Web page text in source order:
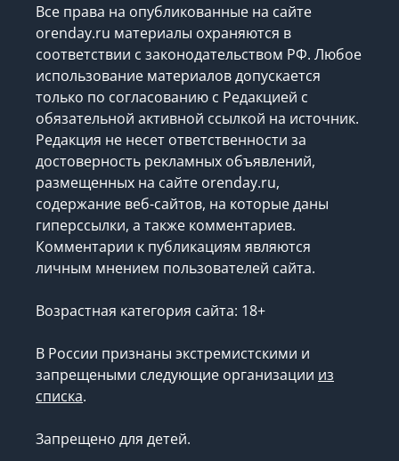
Все права на опубликованные на сайте
orenday.ru материалы охраняются в
соответствии с законодательством РФ. Любое
использование материалов допускается
только по согласованию с Редакцией с
обязательной активной ссылкой на источник.
Редакция не несет ответственности за
достоверность рекламных объявлений,
размещенных на сайте orenday.ru,
содержание веб-сайтов, на которые даны
гиперссылки, а также комментариев.
Комментарии к публикациям являются
личным мнением пользователей сайта.
Возрастная категория сайта: 18+
В России признаны экстремистскими и
запрещеными следующие организации из
списка.
Запрещено для детей.